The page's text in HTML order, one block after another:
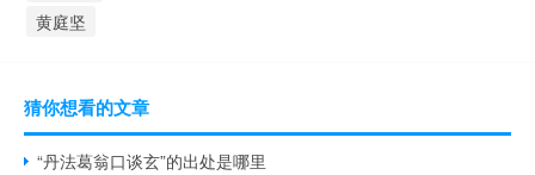
黄庭坚
猜你想看的文章
“丹法葛翁口谈玄”的出处是哪里